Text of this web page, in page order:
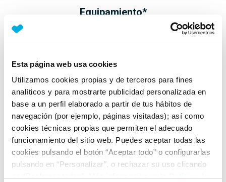
Esta página web usa cookies
Utilizamos cookies propias y de terceros para fines
analíticos y para mostrarte publicidad personalizada en
base a un perfil elaborado a partir de tus hábitos de
navegación (por ejemplo, páginas visitadas); así como
cookies técnicas propias que permiten el adecuado
funcionamiento del sitio web. Puedes aceptar todas las
cookies pulsando el botón “Aceptar todo” o configurarlas
pulsando en “Personalizar”, o rechazar su uso clicando
Equipamiento*
Detalles destacados
Volante y palanca de cambios en cuero napa
Mandos multifunción en volante
+ Ver todos
Ficha técnica
Exterior